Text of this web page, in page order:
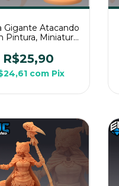
Gigante Atacando
Pintura, Miniatura
Mesa
R$25,90
com Pix